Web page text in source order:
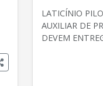
LATICÍNIO
AUXILIAR DE
DEVEM